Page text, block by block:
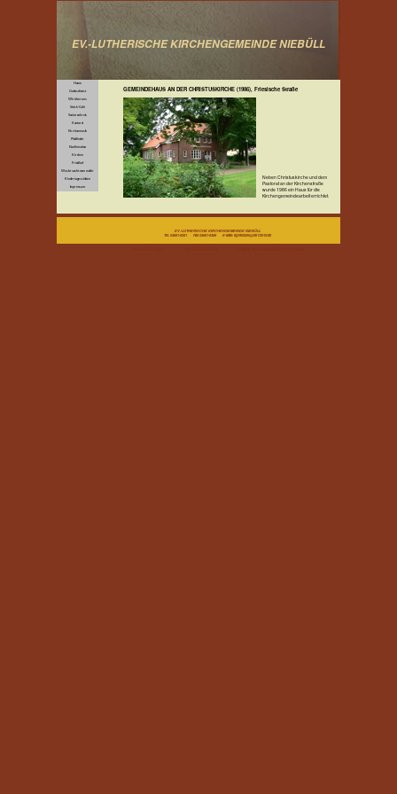
EV.-LUTHERISCHE KIRCHENGEMEINDE NIEBÜLL
Home
Gottesdienst
Wir über uns
Strick-Café
Seniorenkreis
Kantorei
Kirchenmusik
Pfadfinder
Konfirmation
Kirchen
Friedhof
Was braucht man wofür
Kindertagesstätten
Impressum
GEMEINDEHAUS AN DER CHRISTUSKIRCHE (1986), Friesische Straße
Neben Christuskirche und dem
Pastorat an der Kirchenstraße
wurde 1986 ein Haus für die
Kirchengemeindearbeit errichtet.
EV.-LUTHERISCHE KIRCHENGEMEINDE NIEBÜLL
Tel. 04661-8381 Fax 04661-8386 E-Mail: kg-niebuell@kirche-nf.de